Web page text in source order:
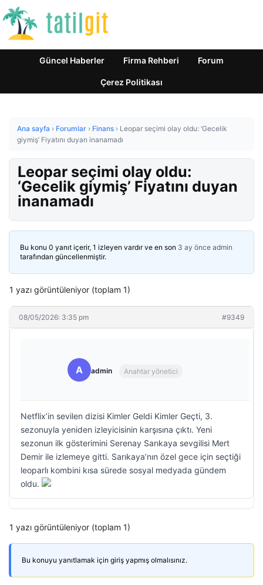
Güncel Haberler Firma Rehberi Forum
Çerez Politikası
Ana sayfa › Forumlar › Finans › Leopar seçimi olay oldu: ‘Gecelik
giymiş’ Fiyatını duyan inanamadı
Leopar seçimi olay oldu:
‘Gecelik giymiş’ Fiyatını duyan
inanamadı
Bu konu 0 yanıt içerir, 1 izleyen vardır ve en son 3 ay önce admin
tarafından güncellenmiştir.
1 yazı görüntüleniyor (toplam 1)
08/05/2026: 3:35 pm #9349
A admin Anahtar yönetici
Netflix’in sevilen dizisi Kimler Geldi Kimler Geçti, 3.
sezonuyla yeniden izleyicisinin karşısına çıktı. Yeni
sezonun ilk gösterimini Serenay Sarıkaya sevgilisi Mert
Demir ile izlemeye gitti. Sarıkaya’nın özel gece için seçtiği
leoparlı kombini kısa sürede sosyal medyada gündem
oldu.
1 yazı görüntüleniyor (toplam 1)
Bu konuyu yanıtlamak için giriş yapmış olmalısınız.